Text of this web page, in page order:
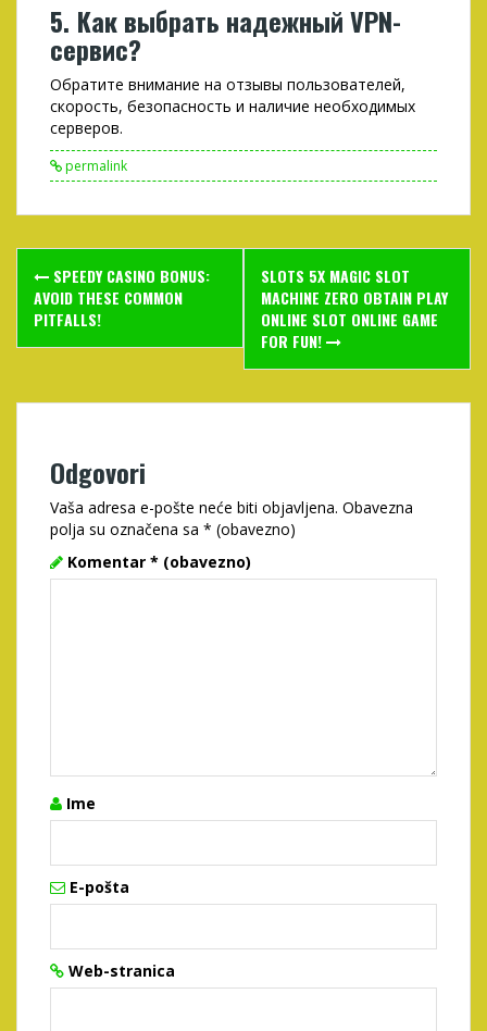
5. Как выбрать надежный VPN-
сервис?
Обратите внимание на отзывы пользователей,
скорость, безопасность и наличие необходимых
серверов.
permalink
Post
navigation
SPEEDY CASINO BONUS:
AVOID THESE COMMON
PITFALLS!
SLOTS 5X MAGIC SLOT
MACHINE ZERO OBTAIN PLAY
ONLINE SLOT ONLINE GAME
FOR FUN!
Odgovori
Vaša adresa e-pošte neće biti objavljena. Obavezna
polja su označena sa * (obavezno)
Komentar * (obavezno)
Ime
E-pošta
Web-stranica